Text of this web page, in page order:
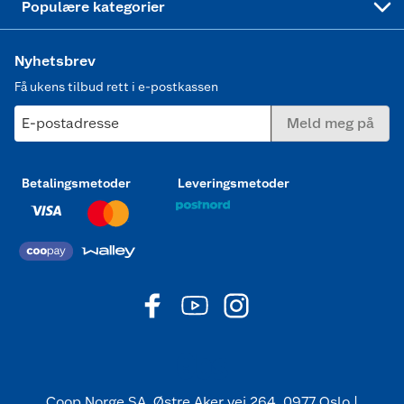
Populære kategorier
Nyhetsbrev
Få ukens tilbud rett i e-postkassen
E-postadresse Meld meg på
Betalingsmetoder Leveringsmetoder